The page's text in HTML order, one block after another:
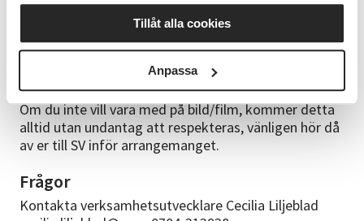
Tillåt alla cookies
Anpassa
Härmed informerar vi dig om att vi ibland
fotar/filmar vår verksamhet för att informera om
och visa upp för andra. Bilder/filmer kan komma att
publiceras på SV:s hemsida, Facebook, Instagram, i
verksamhetsberättelse eller skickas till tidningen.
Om du inte vill vara med på bild/film, kommer detta
alltid utan undantag att respekteras, vänligen hör då
av er till SV inför arrangemanget.
Frågor
Kontakta verksamhetsutvecklare Cecilia Liljeblad